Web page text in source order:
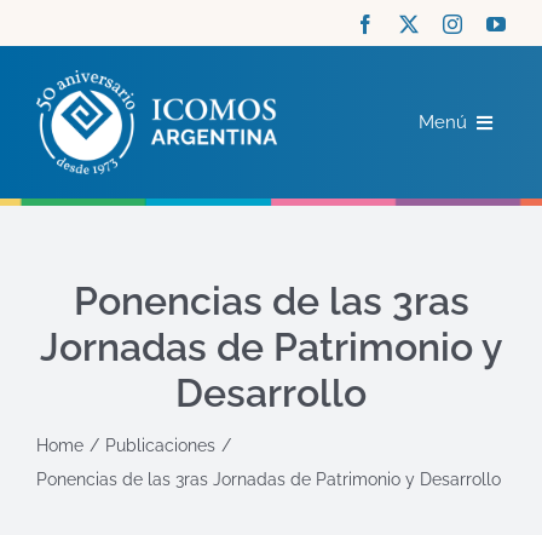
contenido
Menú
ACTUALIDAD
Ponencias de las 3ras
Jornadas de Patrimonio y
Desarrollo
Home
Publicaciones
Ponencias de las 3ras Jornadas de Patrimonio y Desarrollo